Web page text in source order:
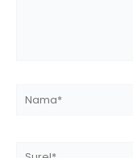
Surel*